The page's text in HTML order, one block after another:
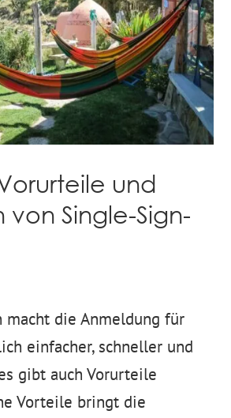
und
von Single-Sign-
macht die Anmeldung für
einfacher, schneller und
gibt auch Vorurteile
Vorteile bringt die